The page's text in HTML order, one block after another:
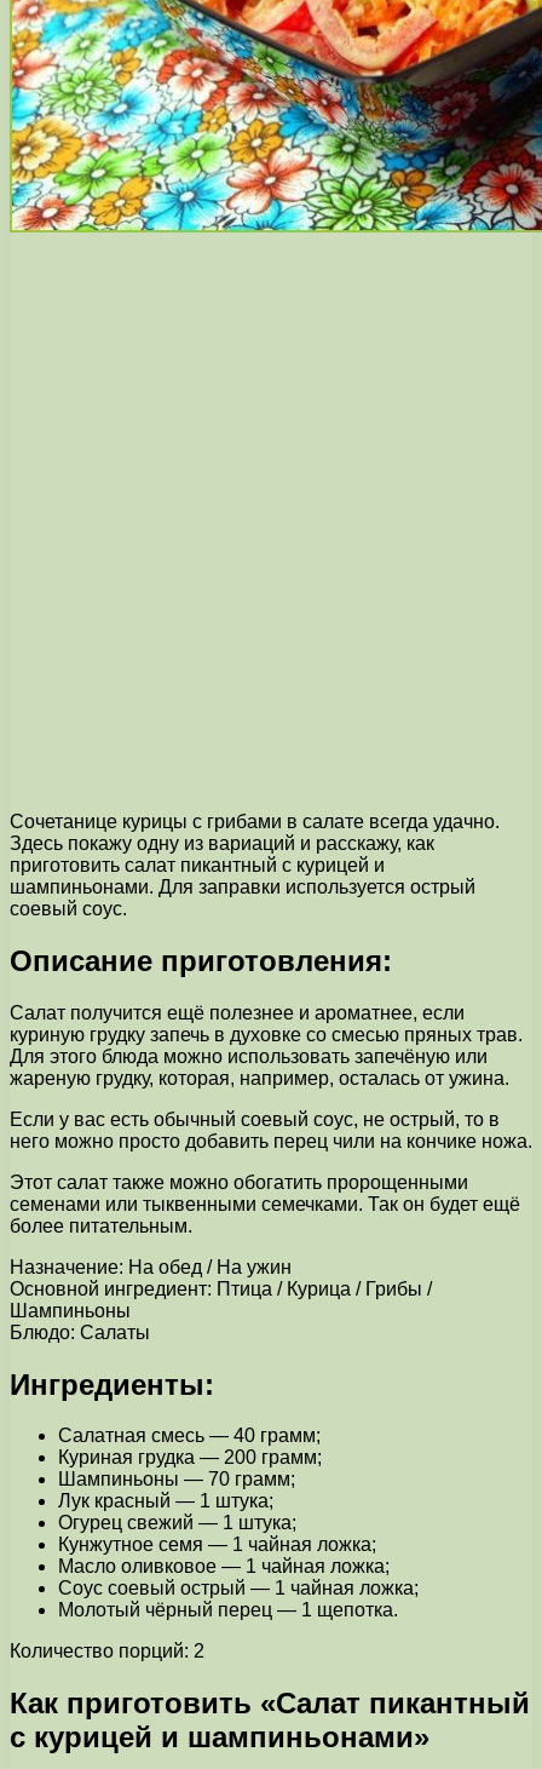
Сочетанице курицы с грибами в салате всегда удачно.
Здесь покажу одну из вариаций и расскажу, как
приготовить салат пикантный с курицей и
шампиньонами. Для заправки используется острый
соевый соус.
Описание приготовления:
Салат получится ещё полезнее и ароматнее, если
куриную грудку запечь в духовке со смесью пряных трав.
Для этого блюда можно использовать запечёную или
жареную грудку, которая, например, осталась от ужина.
Если у вас есть обычный соевый соус, не острый, то в
него можно просто добавить перец чили на кончике ножа.
Этот салат также можно обогатить пророщенными
семенами или тыквенными семечками. Так он будет ещё
более питательным.
Назначение: На обед / На ужин
Основной ингредиент: Птица / Курица / Грибы /
Шампиньоны
Блюдо: Салаты
Ингредиенты:
Салатная смесь — 40 грамм;
Куриная грудка — 200 грамм;
Шампиньоны — 70 грамм;
Лук красный — 1 штука;
Огурец свежий — 1 штука;
Кунжутное семя — 1 чайная ложка;
Масло оливковое — 1 чайная ложка;
Соус соевый острый — 1 чайная ложка;
Молотый чёрный перец — 1 щепотка.
Количество порций: 2
Как приготовить «Салат пикантный
с курицей и шампиньонами»